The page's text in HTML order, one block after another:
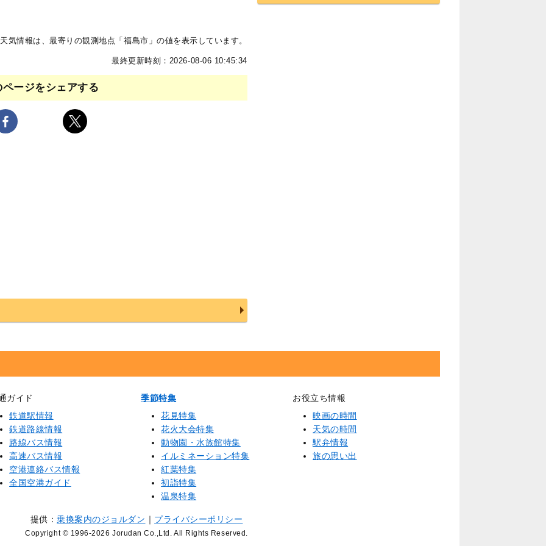
気情報は、最寄りの観測地点「福島市」の値を表示しています。
最終更新時刻：2026-08-06 10:45:34
ページをシェアする
ガイド
鉄道駅情報
鉄道路線情報
路線バス情報
高速バス情報
空港連絡バス情報
全国空港ガイド
季節特集
花見特集
花火大会特集
動物園・水族館特集
イルミネーション特集
紅葉特集
初詣特集
温泉特集
お役立ち情報
映画の時間
天気の時間
駅弁情報
旅の思い出
提供：乗換案内のジョルダン ｜ プライバシーポリシー
Copyright © 1996-2026 Jorudan Co.,Ltd. All Rights Reserved.